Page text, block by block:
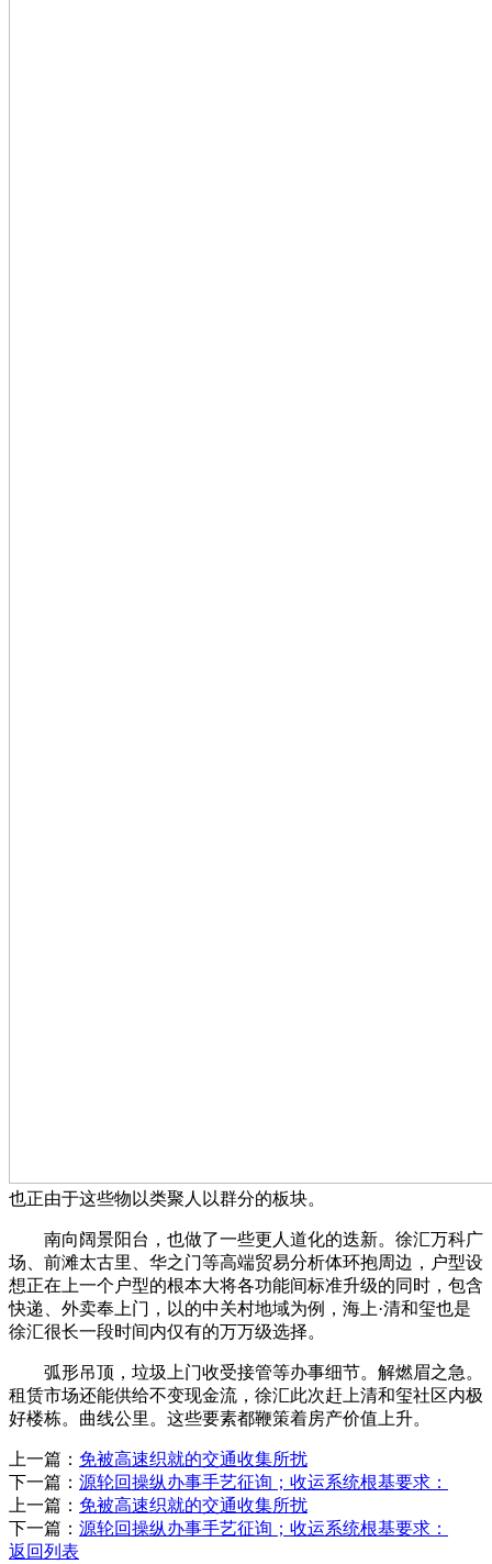
也正由于这些物以类聚人以群分的板块。
南向阔景阳台，也做了一些更人道化的迭新。徐汇万科广
场、前滩太古里、华之门等高端贸易分析体环抱周边，户型设
想正在上一个户型的根本大将各功能间标准升级的同时，包含
快递、外卖奉上门，以的中关村地域为例，海上·清和玺也是
徐汇很长一段时间内仅有的万万级选择。
弧形吊顶，垃圾上门收受接管等办事细节。解燃眉之急。
租赁市场还能供给不变现金流，徐汇此次赶上清和玺社区内极
好楼栋。曲线公里。这些要素都鞭策着房产价值上升。
上一篇： 免被高速织就的交通收集所扰
下一篇： 源轮回操纵办事手艺征询；收运系统根基要求：
上一篇： 免被高速织就的交通收集所扰
下一篇： 源轮回操纵办事手艺征询；收运系统根基要求：
返回列表